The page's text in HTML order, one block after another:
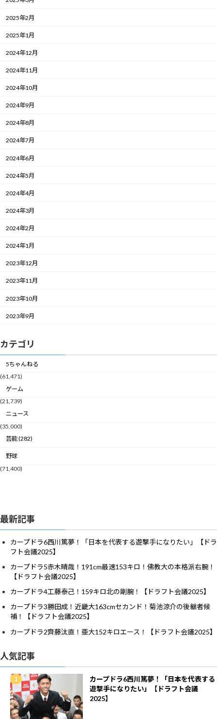
2025年2月
2025年1月
2024年12月
2024年11月
2024年10月
2024年9月
2024年8月
2024年7月
2024年6月
2024年5月
2024年4月
2024年3月
2024年2月
2024年1月
2023年12月
2023年11月
2023年10月
2023年9月
カテゴリ
5ちゃんねる
(61,471)
ゲーム
(21,739)
ニュース
(35,000)
芸能 (282)
野球
(71,400)
最新記事
カープドラ6西川篤夢！「日本を代表する遊撃手になりたい」【ドラ
フト会議2025】
カープドラ5赤木晴哉！191cm最速153キロ！佛教大の本格派右腕！
【ドラフト会議2025】
カープドラ4工藤泰己！159キロ北の剛腕！【ドラフト会議2025】
カープドラ3勝田成！近畿大163cmセカンド！菊池涼介の後継者候
補！【ドラフト会議2025】
カープドラ2齊藤汰直！亜大152キロエース！【ドラフト会議2025】
人気記事
カープドラ6西川篤夢！「日本を代表する
遊撃手になりたい」【ドラフト会議
2025】